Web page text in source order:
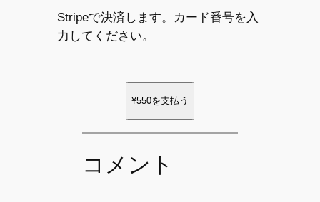
Stripeで決済します。カード番号を入
力してください。
¥550を支払う
コメント